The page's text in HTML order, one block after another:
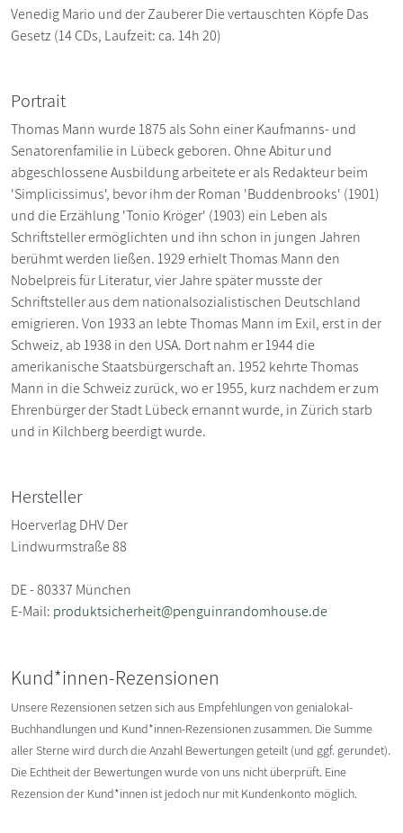
Venedig Mario und der Zauberer Die vertauschten Köpfe Das
Gesetz (14 CDs, Laufzeit: ca. 14h 20)
Portrait
Thomas Mann wurde 1875 als Sohn einer Kaufmanns- und
Senatorenfamilie in Lübeck geboren. Ohne Abitur und
abgeschlossene Ausbildung arbeitete er als Redakteur beim
'Simplicissimus', bevor ihm der Roman 'Buddenbrooks' (1901)
und die Erzählung 'Tonio Kröger' (1903) ein Leben als
Schriftsteller ermöglichten und ihn schon in jungen Jahren
berühmt werden ließen. 1929 erhielt Thomas Mann den
Nobelpreis für Literatur, vier Jahre später musste der
Schriftsteller aus dem nationalsozialistischen Deutschland
emigrieren. Von 1933 an lebte Thomas Mann im Exil, erst in der
Schweiz, ab 1938 in den USA. Dort nahm er 1944 die
amerikanische Staatsbürgerschaft an. 1952 kehrte Thomas
Mann in die Schweiz zurück, wo er 1955, kurz nachdem er zum
Ehrenbürger der Stadt Lübeck ernannt wurde, in Zürich starb
und in Kilchberg beerdigt wurde.
Hersteller
Hoerverlag DHV Der
Lindwurmstraße 88
DE - 80337 München
E-Mail: produktsicherheit@penguinrandomhouse.de
Kund*innen-Rezensionen
Unsere Rezensionen setzen sich aus Empfehlungen von genialokal-
Buchhandlungen und Kund*innen-Rezensionen zusammen. Die Summe
aller Sterne wird durch die Anzahl Bewertungen geteilt (und ggf. gerundet).
Die Echtheit der Bewertungen wurde von uns nicht überprüft. Eine
Rezension der Kund*innen ist jedoch nur mit Kundenkonto möglich.